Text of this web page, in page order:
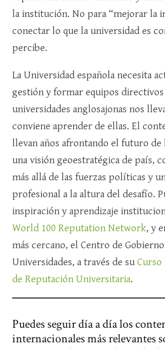
la institución. No para “mejorar la
conectar lo que la universidad es
percibe.
La Universidad española necesita
gestión y formar equipos directivos
universidades anglosajonas nos
conviene aprender de ellas. El
llevan años afrontando el futuro de
una visión geoestratégica de país,
más allá de las fuerzas políticas y
profesional a la altura del desafío.
inspiración y aprendizaje
World 100 Reputation Network, y
más cercano, el Centro de
Universidades, a través de su
de Reputación Universitaria.
Puedes seguir día a día los
internacionales más relevantes